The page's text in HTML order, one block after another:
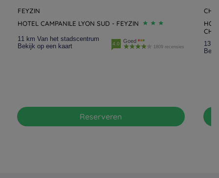
FEYZIN
HOTEL CAMPANILE LYON SUD - FEYZIN
11 km Van het stadscentrum
Bekijk op een kaart
4.0 Goed
1809 recensies
Reserveren
13.1